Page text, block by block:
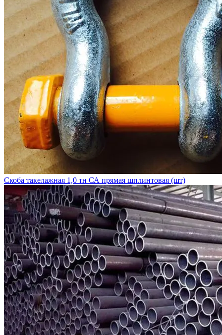
Скоба такелажная 1,0 тн СА прямая шплинтовая (шт)